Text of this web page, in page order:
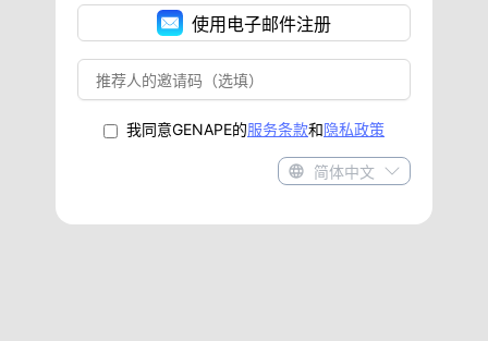
使用电子邮件注册
我同意GENAPE的服务条款和隐私政策
简体中文